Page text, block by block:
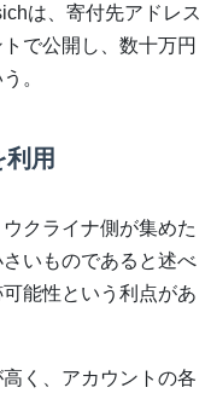
は、寄付先アドレス
で公開し、数十万円
。
用
クライナ側が集めた
いものであると述べ
能性という利点があ
く、アカウントの各